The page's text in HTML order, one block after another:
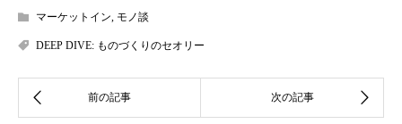
マーケットイン モノ談
DEEP DIVE: ものづくりのセオリー